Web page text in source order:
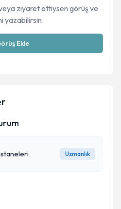
ziyaret ettiysen görüş ve
yazabilirsin.
Ekle
Uzmanlık